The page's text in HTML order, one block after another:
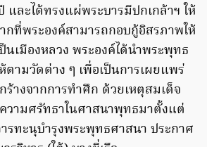
และได้ทรงแผ่พระบารมีปกเกล้าฯ ให้
ที่พระองค์สามารถกอบกู้อิสรภาพให้
เมืองหลวง พระองค์ได้นำพระพุทธ
ามวัดต่าง ๆ เพื่อเป็นการเผยแพร่
างจากการทำศึก ด้วยเหตุสมเด็จ
วามศรัทธาในศาสนาพุทธมาตั้งแต่
รทะนุบำรุงพระพุทธศาสนา ประกาศ